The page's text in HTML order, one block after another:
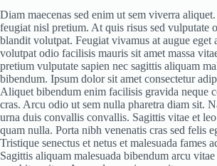
Diam maecenas sed enim ut sem viverra
feugiat nisl pretium. At quis risus sed vulputate
blandit volutpat. Feugiat vivamus at augue eget
volutpat odio facilisis mauris sit amet massa
pretium vulputate sapien nec sagittis aliquam
bibendum. Ipsum dolor sit amet consectetur
Aliquet bibendum enim facilisis gravida neque
cras. Arcu odio ut sem nulla pharetra diam sit.
urna duis convallis convallis. Sagittis vitae et
quam nulla. Porta nibh venenatis cras sed felis
Tristique senectus et netus et malesuada fames
Sagittis aliquam malesuada bibendum arcu